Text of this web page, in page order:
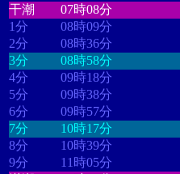
干潮
07時08分
1分
08時09分
2分
08時36分
3分
08時58分
4分
09時18分
5分
09時38分
6分
09時57分
7分
10時17分
8分
10時39分
9分
11時05分